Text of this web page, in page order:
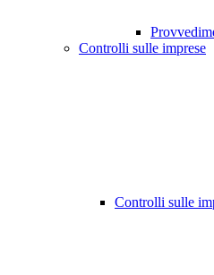
Controlli sulle imprese
Controlli sulle